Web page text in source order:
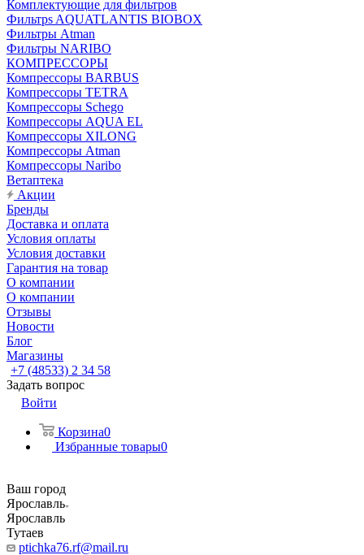
Комплектующие для фильтров
Фильтрs AQUATLANTIS BIOBOX
Фильтры Atman
Фильтры NARIBO
КОМПРЕССОРЫ
Компрессоры BARBUS
Компрессоры TETRA
Компрессоры Schego
Компрессоры AQUA EL
Компрессоры XILONG
Компрессоры Atman
Компрессоры Naribo
Ветаптека
Акции
Бренды
Доставка и оплата
Условия оплаты
Условия доставки
Гарантия на товар
О компании
О компании
Отзывы
Новости
Блог
Магазины
+7 (48533) 2 34 58
Задать вопрос
Войти
Корзина0
Избранные товары0
Ваш город
Ярославль
Ярославль
Тутаев
ptichka76.rf@mail.ru